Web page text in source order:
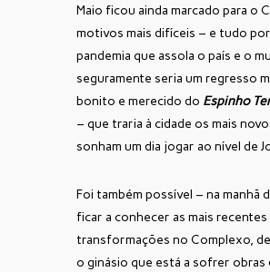
Maio ficou ainda marcado para o
motivos mais difíceis – e tudo por
pandemia que assola o país e o
seguramente seria um regresso
bonito e merecido do Espinho
– que traria à cidade os mais
sonham um dia jogar ao nível de
Foi também possível – na manhã
ficar a conhecer as mais recentes
transformações no Complexo,
o ginásio que está a sofrer obras